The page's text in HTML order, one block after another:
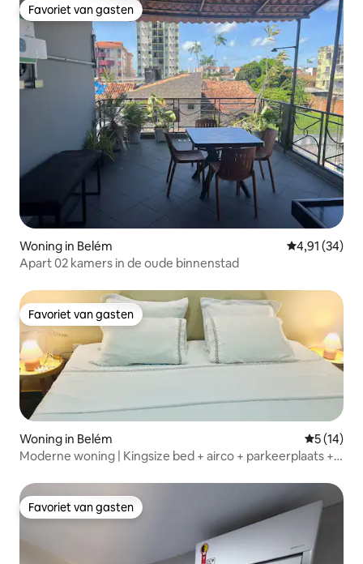
Favoriet van gasten
Favoriet van gasten
Woning in Belém Gemiddelde
4,91 (34)
Apart 02 kamers in de oude binnenstad
Favoriet van gasten
Favoriet van gasten
Woning in Belém
5 (14)
Moderne woning | Kingsize bed + airco + parkeerplaats +
Favoriet van gasten
Favoriet van gasten